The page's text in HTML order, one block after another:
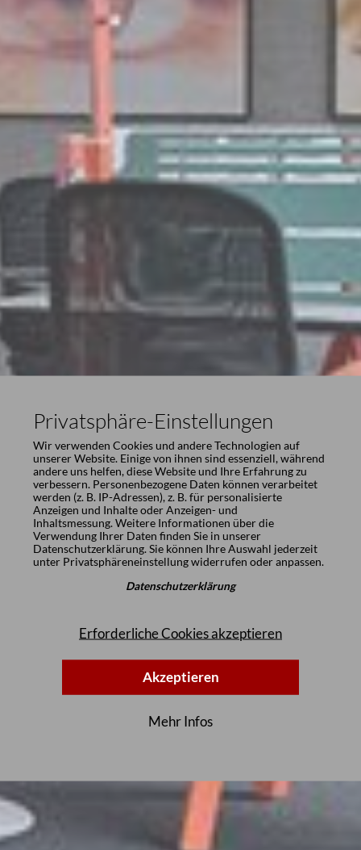
Privatsphäre-Einstellungen
Wir verwenden Cookies und andere Technologien auf
unserer Website. Einige von ihnen sind essenziell, während
andere uns helfen, diese Website und Ihre Erfahrung zu
verbessern. Personenbezogene Daten können verarbeitet
werden (z. B. IP-Adressen), z. B. für personalisierte
Anzeigen und Inhalte oder Anzeigen- und
Inhaltsmessung. Weitere Informationen über die
Verwendung Ihrer Daten finden Sie in unserer
Datenschutzerklärung. Sie können Ihre Auswahl jederzeit
unter Privatsphäreneinstellungwiderrufen oder anpassen.
Datenschutzerklärung
Erforderliche Cookies akzeptieren
Akzeptieren
Mehr Infos